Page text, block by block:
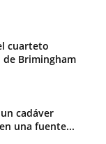
cuarteto
de Brimingham
cadáver
una fuente...